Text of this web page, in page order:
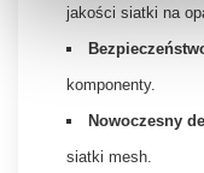
jakości siatki na
komponenty.
Nowoczesny
siatki mesh.